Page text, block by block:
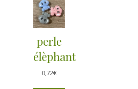
perle
élèphant
0,72€